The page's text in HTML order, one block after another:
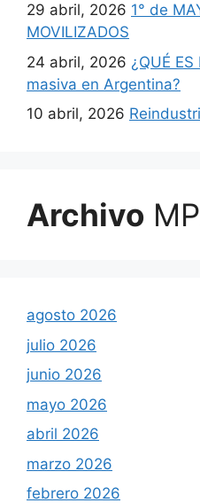
29 abril, 2026 1° de
MOVILIZADOS
24 abril, 2026 ¿QUÉ
masiva en Argentina?
10 abril, 2026
Archivo
agosto 2026
julio 2026
junio 2026
mayo 2026
abril 2026
marzo 2026
febrero 2026